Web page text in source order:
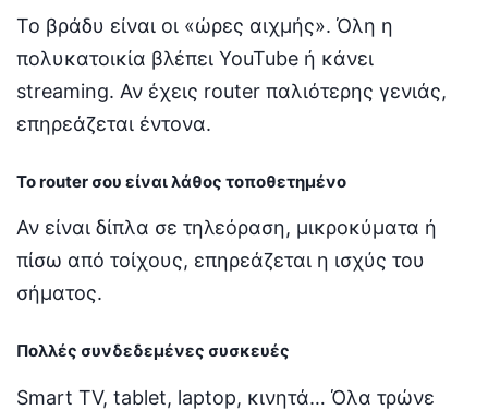
Το βράδυ είναι οι «ώρες αιχμής». Όλη η
πολυκατοικία βλέπει YouTube ή κάνει
streaming. Αν έχεις router παλιότερης γενιάς,
επηρεάζεται έντονα.
Το router σου είναι λάθος τοποθετημένο
Αν είναι δίπλα σε τηλεόραση, μικροκύματα ή
πίσω από τοίχους, επηρεάζεται η ισχύς του
σήματος.
Πολλές συνδεδεμένες συσκευές
Smart TV, tablet, laptop, κινητά… Όλα τρώνε